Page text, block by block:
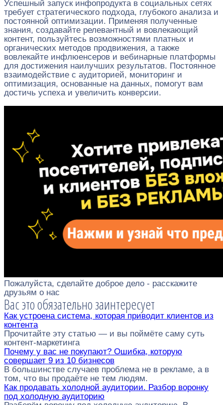
Успешный запуск инфопродукта в социальных сетях
требует стратегического подхода, глубокого анализа и
постоянной оптимизации. Применяя полученные
знания, создавайте релевантный и вовлекающий
контент, пользуйтесь возможностями платных и
органических методов продвижения, а также
вовлекайте инфлюенсеров и вебинарные платформы
для достижения наилучших результатов. Постоянное
взаимодействие с аудиторией, мониторинг и
оптимизация, основанные на данных, помогут вам
достичь успеха и увеличить конверсии.
Пожалуйста, сделайте доброе дело - расскажите
друзьям о нас
Вас это обязательно заинтересует
Как устроена система, которая приводит клиентов из
контента
Прочитайте эту статью — и вы поймёте саму суть
контент-маркетинга
Почему у вас не покупают? Ошибка, которую
совершает 9 из 10 бизнесов
В большинстве случаев проблема не в рекламе, а в
том, что вы продаёте не тем людям.
Как продавать холодной аудитории. Разбор воронку
под холодную аудиторию